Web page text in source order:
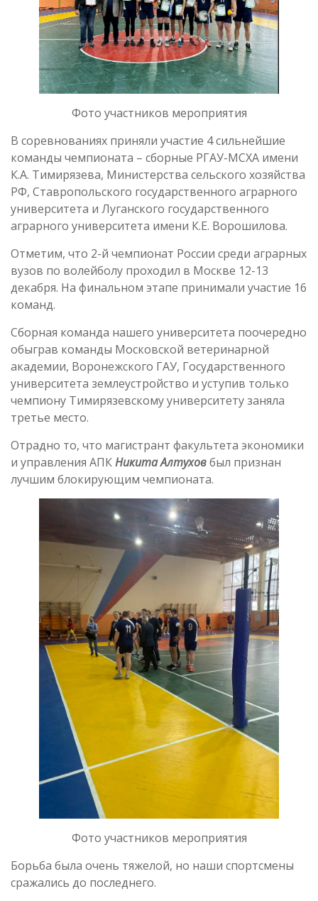
Фото участников мероприятия
В соревнованиях приняли участие 4 сильнейшие
команды чемпионата – сборные РГАУ-МСХА имени
К.А. Тимирязева, Министерства сельского хозяйства
РФ, Ставропольского государственного аграрного
университета и Луганского государственного
аграрного университета имени К.Е. Ворошилова.
Отметим, что 2-й чемпионат России среди аграрных
вузов по волейболу проходил в Москве 12-13
декабря. На финальном этапе принимали участие 16
команд.
Сборная команда нашего университета поочередно
обыграв команды Московской ветеринарной
академии, Воронежского ГАУ, Государственного
университета землеустройство и уступив только
чемпиону Тимирязевскому университету заняла
третье место.
Отрадно то, что магистрант факультета экономики
и управления АПКНикита Алтуховбыл признан
лучшим блокирующим чемпионата.
Фото участников мероприятия
Борьба была очень тяжелой, но наши спортсмены
сражались до последнего.